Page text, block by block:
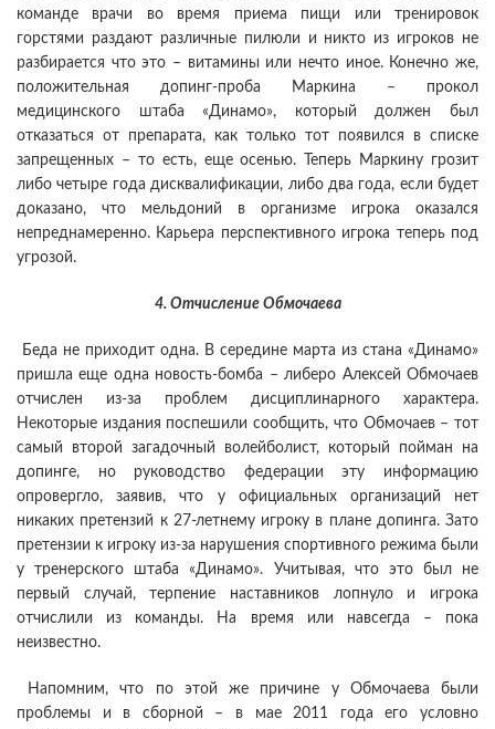
команде врачи во время приема пищи или тренировок
горстями раздают различные пилюли и никто из игроков не
разбирается что это – витамины или нечто иное. Конечно же,
положительная допинг-проба Маркина – прокол
медицинского штаба «Динамо», который должен был
отказаться от препарата, как только тот появился в списке
запрещенных – то есть, еще осенью. Теперь Маркину грозит
либо четыре года дисквалификации, либо два года, если будет
доказано, что мельдоний в организме игрока оказался
непреднамеренно. Карьера перспективного игрока теперь под
угрозой.
4. Отчисление Обмочаева
Беда не приходит одна. В середине марта из стана «Динамо»
пришла еще одна новость-бомба – либеро Алексей Обмочаев
отчислен из-за проблем дисциплинарного характера.
Некоторые издания поспешили сообщить, что Обмочаев – тот
самый второй загадочный волейболист, который пойман на
допинге, но руководство федерации эту информацию
опровергло, заявив, что у официальных организаций нет
никаких претензий к 27-летнему игроку в плане допинга. Зато
претензии к игроку из-за нарушения спортивного режима были
у тренерского штаба «Динамо». Учитывая, что это был не
первый случай, терпение наставников лопнуло и игрока
отчислили из команды. На время или навсегда – пока
неизвестно.
Напомним, что по этой же причине у Обмочаева были
проблемы и в сборной – в мае 2011 года его условно